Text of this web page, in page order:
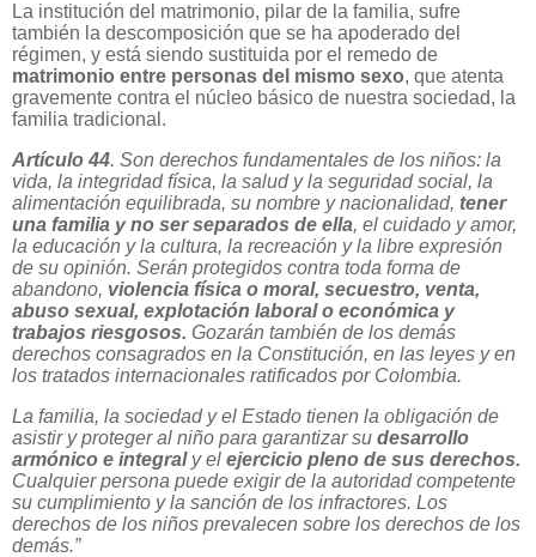
La institución del matrimonio, pilar de la familia, sufre
también la descomposición que se ha apoderado del
régimen, y está siendo sustituida por el remedo de
matrimonio entre personas del mismo sexo, que atenta
gravemente contra el núcleo básico de nuestra sociedad, la
familia tradicional.
Artículo 44. Son derechos fundamentales de los niños: la
vida, la integridad física, la salud y la seguridad social, la
alimentación equilibrada, su nombre y nacionalidad, tener
una familia y no ser separados de ella, el cuidado y amor,
la educación y la cultura, la recreación y la libre expresión
de su opinión. Serán protegidos contra toda forma de
abandono, violencia física o moral, secuestro, venta,
abuso sexual, explotación laboral o económica y
trabajos riesgosos. Gozarán también de los demás
derechos consagrados en la Constitución, en las leyes y en
los tratados internacionales ratificados por Colombia.
La familia, la sociedad y el Estado tienen la obligación de
asistir y proteger al niño para garantizar su desarrollo
armónico e integraly el ejercicio pleno de sus derechos.
Cualquier persona puede exigir de la autoridad competente
su cumplimiento y la sanción de los infractores. Los
derechos de los niños prevalecen sobre los derechos de los
demás.”